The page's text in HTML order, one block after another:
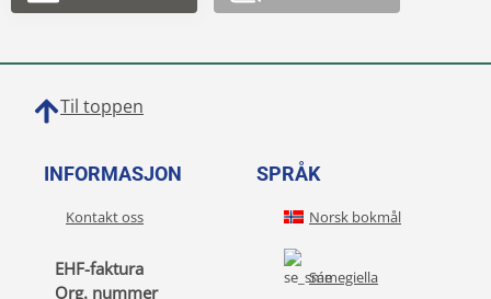
Til toppen
INFORMASJON
Kontakt oss
EHF-faktura
Org. nummer
SPRÅK
Norsk bokmål
Sámegiella